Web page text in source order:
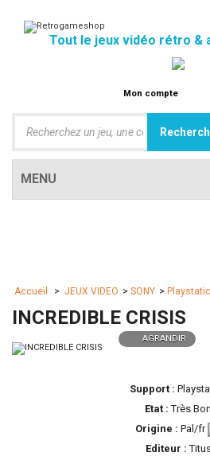
Tout le jeux vidéo rétro &
Mon compte
MENU
Accueil > JEUX VIDEO > SONY >
INCREDIBLE CRISIS
AGRANDIR
Support :
Etat :Très Bon
Origine : Pal/fr
Editeur :